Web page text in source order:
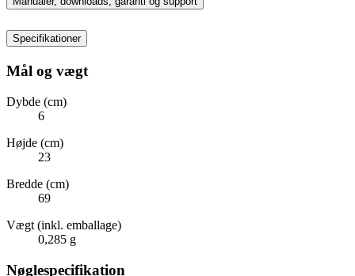
Specifikationer
Mål og vægt
Dybde (cm)
6
Højde (cm)
23
Bredde (cm)
69
Vægt (inkl. emballage)
0,285 g
Nøglespecifikation